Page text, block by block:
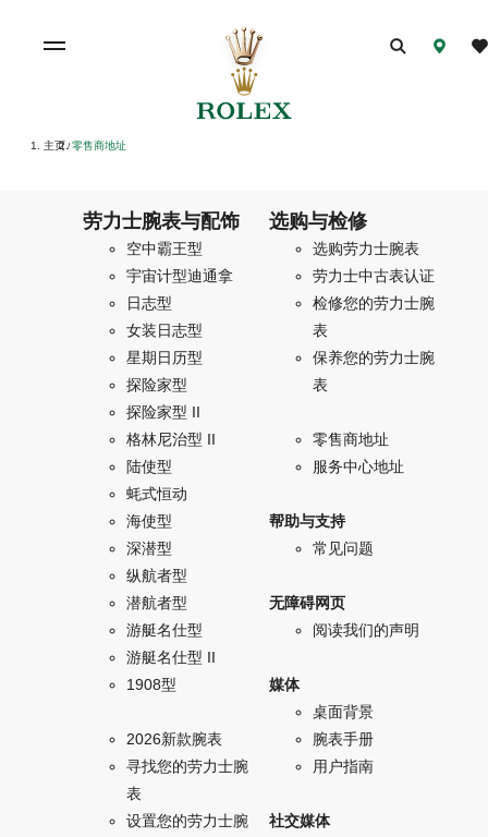
主页/ 零售商地址
劳力士腕表与配饰
空中霸王型
宇宙计型迪通拿
日志型
女装日志型
星期日历型
探险家型
探险家型 II
格林尼治型 II
陆使型
蚝式恒动
海使型
深潜型
纵航者型
潜航者型
游艇名仕型
游艇名仕型 II
1908型
2026新款腕表
寻找您的劳力士腕
表
设置您的劳力士腕
选购与检修
选购劳力士腕表
劳力士中古表认证
检修您的劳力士腕
表
保养您的劳力士腕
表
零售商地址
服务中心地址
帮助与支持
常见问题
无障碍网页
阅读我们的声明
媒体
桌面背景
腕表手册
用户指南
社交媒体